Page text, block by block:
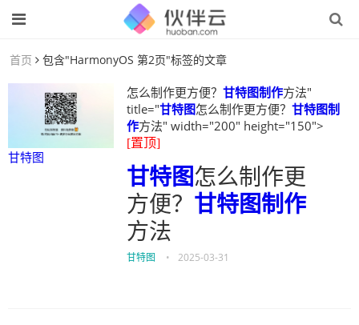
首页 包含"HarmonyOS 第2页"标签的文章
甘特图
怎么制作更方便？ 甘特图制作方法"
title="甘特图怎么制作更方便？ 甘特图制
作方法" width="200" height="150">
[置顶]
甘特图怎么制作更
方便？ 甘特图制作
方法
甘特图 • 2025-03-31